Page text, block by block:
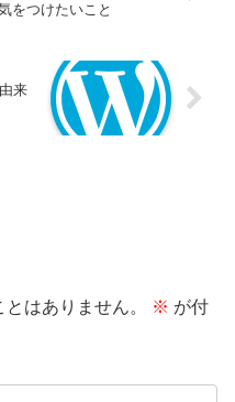
をつけたいこと
来
はありません。 ※ が付